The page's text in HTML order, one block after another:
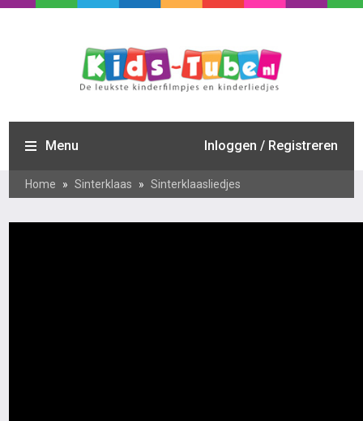
Menu Inloggen / Registreren
Home » Sinterklaas » Sinterklaasliedjes